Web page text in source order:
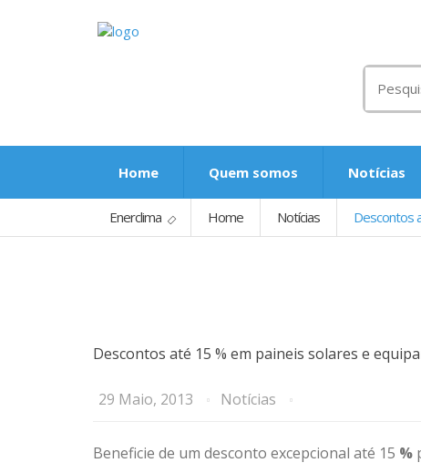
por:
Home Quem somos Notícias
Enerclima Home Notícias Descontos
Descontos até 15 % em paineis solares e
29 Maio, 2013 Notícias
Beneficie de um desconto excepcional até 15 %